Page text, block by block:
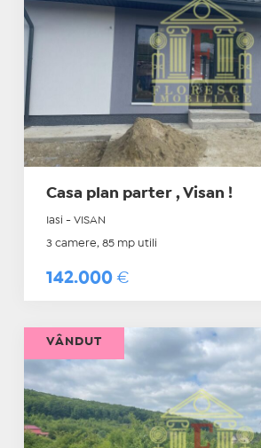
Casa plan parter , Visan !
Iasi - VISAN
3 camere, 85 mp utili
142.000 €
VÂNDUT